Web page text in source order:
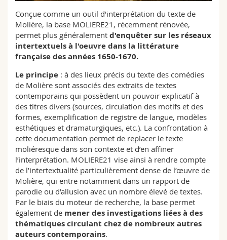
Interfakultär
Doktorierende
Vorlesungsverzeichnis
MyUnifr
Conçue comme un outil d'interprétation du texte de
Molière, la base MOLIERE21, récemment rénovée,
permet plus généralement d'enquêter sur les réseaux
intertextuels à l'oeuvre dans la littérature
française des années 1650-1670.
Le principe : à des lieux précis du texte des comédies
de Molière sont associés des extraits de textes
contemporains qui possèdent un pouvoir explicatif à
des titres divers (sources, circulation des motifs et des
formes, exemplification de registre de langue, modèles
esthétiques et dramaturgiques, etc.). La confrontation à
cette documentation permet de replacer le texte
moliéresque dans son contexte et d’en affiner
l’interprétation. MOLIERE21 vise ainsi à rendre compte
de l’intertextualité particulièrement dense de l’œuvre de
Molière, qui entre notamment dans un rapport de
parodie ou d'allusion avec un nombre élevé de textes.
Par le biais du moteur de recherche, la base permet
également de mener des investigations liées à des
thématiques circulant chez de nombreux autres
auteurs contemporains.